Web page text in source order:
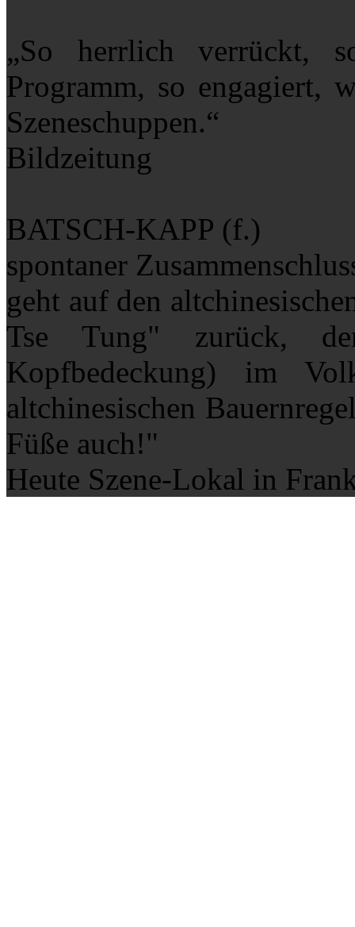
„So herrlich verrückt,
Programm, so engagiert,
Szeneschuppen.“
Bildzeitung
BATSCH-KAPP (f.)
spontaner
geht auf den
Tse Tung" zurück,
Kopfbedeckung) im
altchinesischen
Füße auch!"
Heute Szene-Lokal in